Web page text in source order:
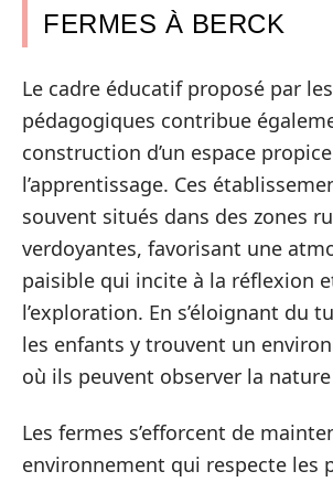
FERMES À BERCK
Le cadre éducatif proposé par
pédagogiques contribue
construction d’un espace
l’apprentissage. Ces
souvent situés dans des zones
verdoyantes, favorisant une
paisible qui incite à la réflexion
l’exploration. En s’éloignant du
les enfants y trouvent un
où ils peuvent observer la
Les fermes s’efforcent de
environnement qui respecte les